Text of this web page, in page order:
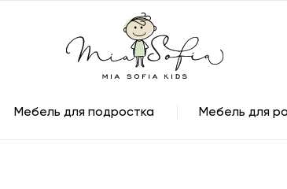
Мебель для подростка Мебель для